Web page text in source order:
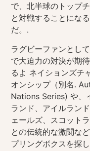
で、北半球のトップ
と対戦することにな
だ。.
ラグビーファンとし
で大迫力の対決が期
るよ ネイションズチ
オンシップ（別名.
Nations Series) や、
ランド、アイルラン
ェールズ、スコット
との伝統的な激闘な
プリングボクスを探